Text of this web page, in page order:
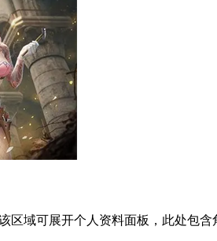
域可展开个人资料面板，此处包含